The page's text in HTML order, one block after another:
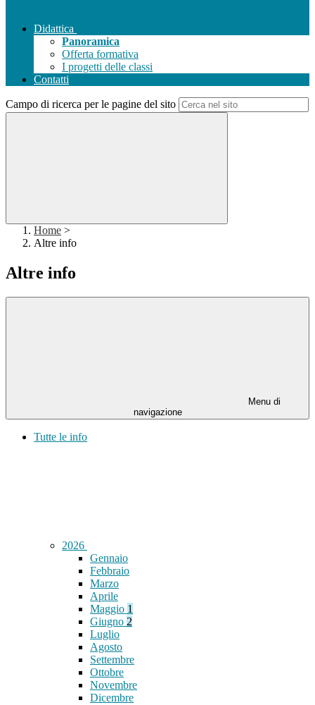
Didattica
Panoramica
Offerta formativa
I progetti delle classi
Contatti
Campo di ricerca per le pagine del sito
Home >
Altre info
Altre info
Menu di
navigazione
Tutte le info
2026
Gennaio
Febbraio
Marzo
Aprile
Maggio 1
Giugno 2
Luglio
Agosto
Settembre
Ottobre
Novembre
Dicembre